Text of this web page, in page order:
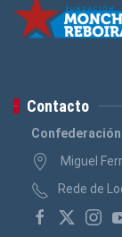
Contacto
Miguel
Rede de